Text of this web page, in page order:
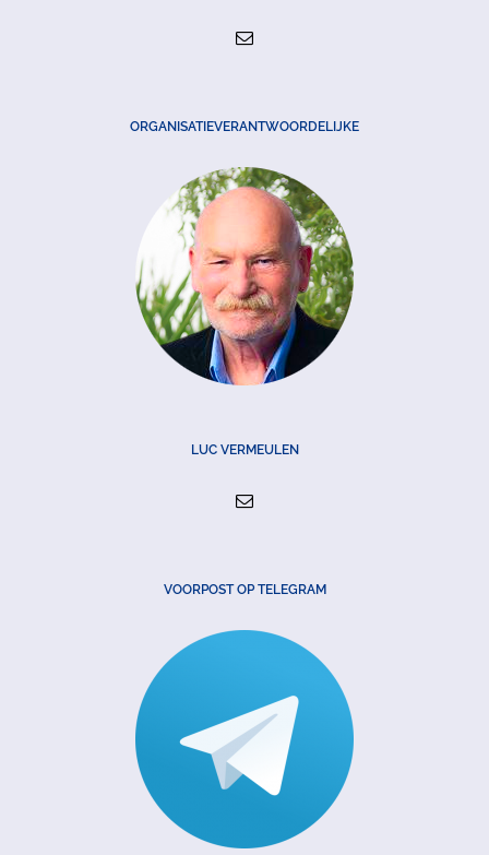
ORGANISATIEVERANTWOORDELIJKE
LUC VERMEULEN
VOORPOST OP TELEGRAM